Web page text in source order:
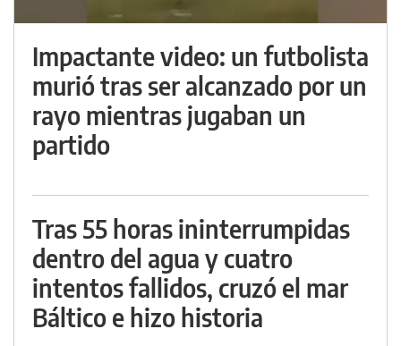
Impactante video: un futbolista
murió tras ser alcanzado por un
rayo mientras jugaban un
partido
Tras 55 horas ininterrumpidas
dentro del agua y cuatro
intentos fallidos, cruzó el mar
Báltico e hizo historia